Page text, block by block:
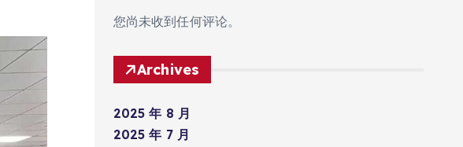
您尚未收到任何评论。
Archives
2025 年 8 月
2025 年 7 月